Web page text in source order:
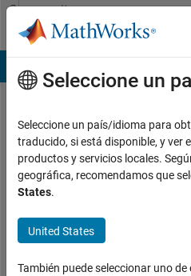
Saltar al contenido
Community
Profile
Sim
Last
seen:
alrededor
de 1 mes
hace
Con
Seleccione un
Seleccione un país/idioma para
traducido, si está disponible, y ver
productos y servicios locales.
geográfica, recomendamos que
States.
United States
También puede seleccionar uno de